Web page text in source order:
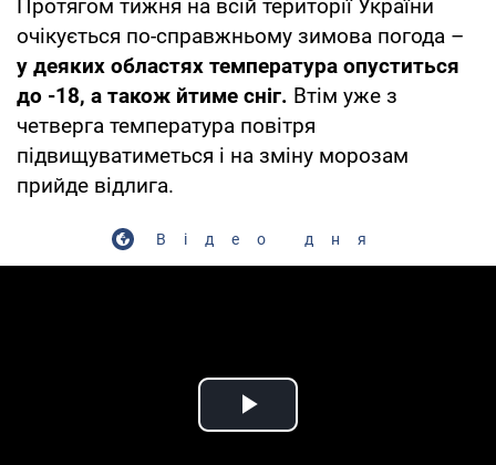
Протягом тижня на всій території України
очікується по-справжньому зимова погода –
у деяких областях температура опуститься
до -18, а також йтиме сніг. Втім уже з
четверга температура повітря
підвищуватиметься і на зміну морозам
прийде відлига.
Відео дня
Play Video